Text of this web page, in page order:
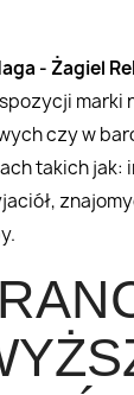
- Żagiel
marki
czy w
takich jak: